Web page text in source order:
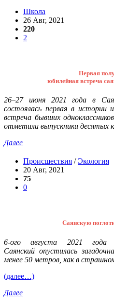
Школа
26 Авг, 2021
220
2
Первая
юбилейная встреча
26–27 июня 2021 года в
состоялась первая в истории
встреча бывших
отметили выпускники десятых
Далее
Происшествия /Экология
20 Авг, 2021
75
0
Саянскую
6-ого августа 2021
Саянский опустилась
менее 50 метров, как в
(далее…)
Далее